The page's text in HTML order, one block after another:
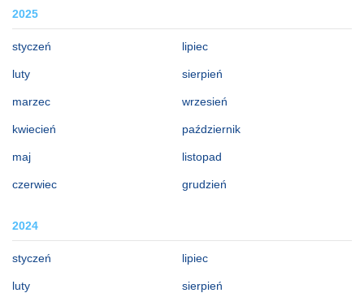
2025
styczeń
luty
marzec
kwiecień
maj
czerwiec
lipiec
sierpień
wrzesień
październik
listopad
grudzień
2024
styczeń
luty
lipiec
sierpień